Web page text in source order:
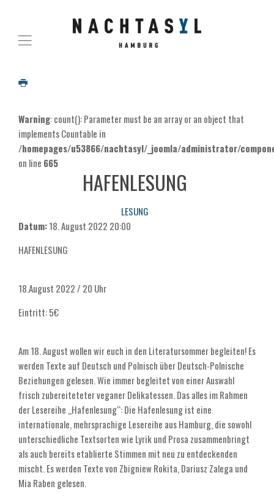
Warning: count(): Parameter must be an array or an object that
implements Countable in
/homepages/u53866/nachtasyl/_joomla/administrator/
on line 665
HAFENLESUNG
LESUNG
Datum:18. August 2022 20:00
HAFENLESUNG
18.August 2022 / 20 Uhr
Eintritt: 5€
Am 18. August wollen wir euch in den Literatursommer begleiten! Es
werden Texte auf Deutsch und Polnisch über Deutsch-Polnische
Beziehungen gelesen. Wie immer begleitet von einer Auswahl
frisch zubereiteteter veganer Delikatessen. Das alles im Rahmen
der Lesereihe „Hafenlesung“: Die Hafenlesung ist eine
internationale, mehrsprachige Lesereihe aus Hamburg, die sowohl
unterschiedliche Textsorten wie Lyrik und Prosa zusammenbringt
als auch bereits etablierte Stimmen mit neu zu entdeckenden
mischt. Es werden Texte von Zbigniew Rokita, Dariusz Zalega und
Mia Raben gelesen.